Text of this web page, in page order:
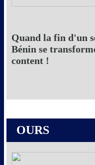
Quand la fin d'un
Bénin se
content !
OURS